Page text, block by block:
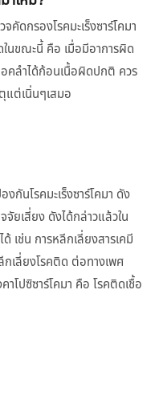
คัดกรองโรคมะเร็งซาร์โคมา
นขณะนี้ คือ เมื่อมีอาการผิด
อคลำได้ก้อนเนื้อผิดปกติ ควร
แต่เนิ่นๆเสมอ
กันโรคมะเร็งซาร์โคมา ดัง
ยเสี่ยง ดังได้กล่าวแล้วใน
เช่น การหลีกเลี่ยงสารเคมี
กเลี่ยงโรคติด ต่อทางเพศ
โปซิซาร์โคมา คือ โรคติดเชื้อ